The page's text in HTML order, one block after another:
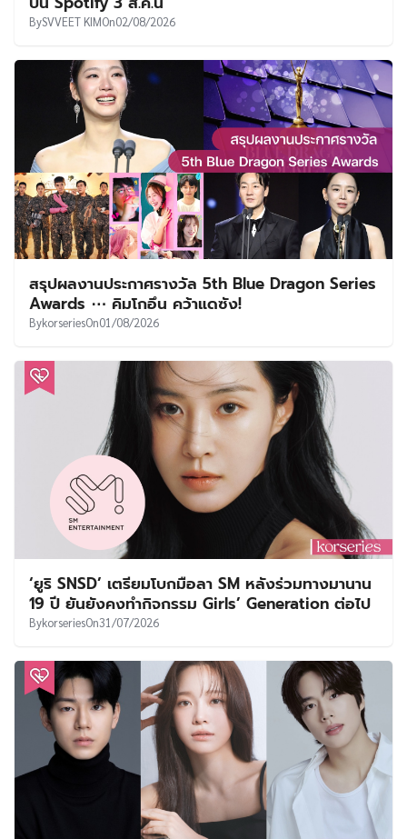
BySVVEET KIMOn02/08/2026
สรุปผลงานประกาศรางวัล 5th Blue Dragon Series
Awards ⋯ คิมโกอึน คว้าแดซัง!
BykorseriesOn01/08/2026
‘ยูริ SNSD’ เตรียมโบกมือลา SM หลังร่วมทางมานาน
19 ปี ยันยังคงทำกิจกรรม Girls’ Generation ต่อไป
BykorseriesOn31/07/2026